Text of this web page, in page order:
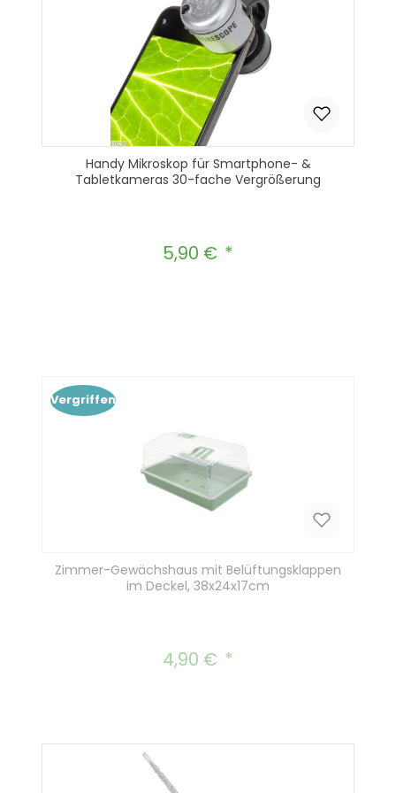
Handy Mikroskop für Smartphone- &
Tabletkameras 30-fache Vergrößerung
Regulärer Preis:
5,90 €
Vergriffen
Zimmer-Gewächshaus mit Belüftungsklappen
im Deckel, 38x24x17cm
Regulärer Preis:
4,90 €